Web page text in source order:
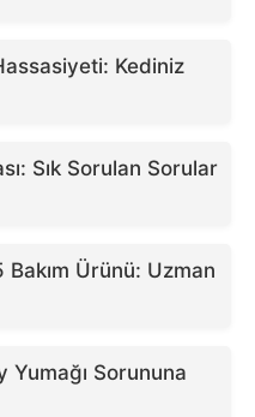
Kediniz
Sık Sorulan Sorular
Ürünü: Uzman
Yumağı Sorununa